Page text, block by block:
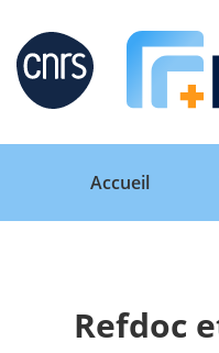
Retour
Accueil
Accueil
Refdoc